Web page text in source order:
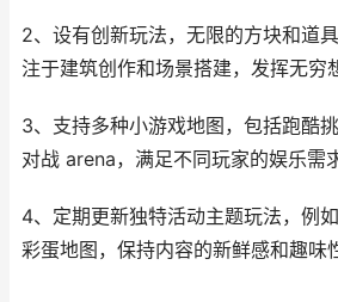
2、设有创新玩法，无限的方块和道
注于建筑创作和场景搭建，发挥无穷
3、支持多种小游戏地图，包括跑酷
对战 arena，满足不同玩家的娱乐需
4、定期更新独特活动主题玩法，例
彩蛋地图，保持内容的新鲜感和趣味